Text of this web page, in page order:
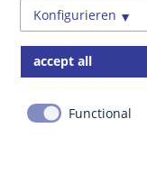
Konfigurieren
accept all
Functional